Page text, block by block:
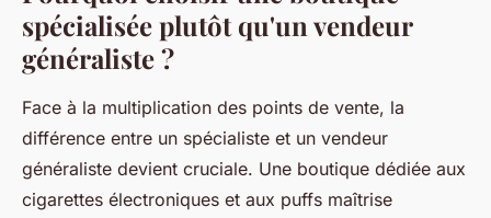
spécialisée plutôt qu'un vendeur
généraliste ?
Face à la multiplication des points de vente, la
différence entre un spécialiste et un vendeur
généraliste devient cruciale. Une boutique dédiée aux
cigarettes électroniques et aux puffs maîtrise